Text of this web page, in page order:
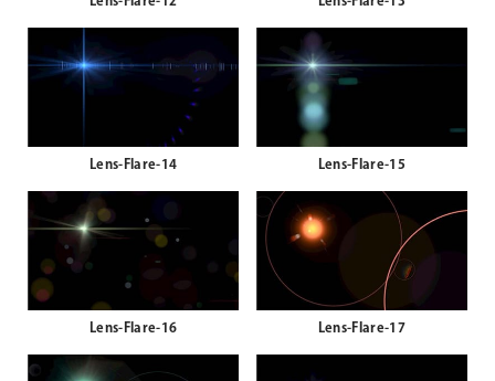
Lens-Flare-12 Lens-Flare-13
Lens-Flare-14 Lens-Flare-15